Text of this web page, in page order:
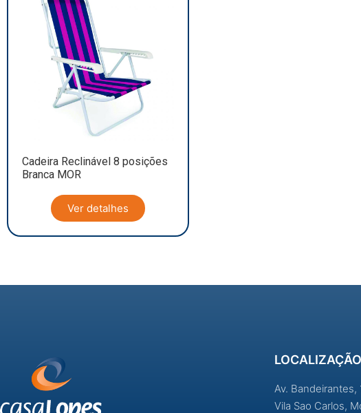
Cadeira Reclinável 8 posições
Branca MOR
Ver detalhes
LOCALIZAÇÃO
Av. Bandeirantes,
Vila Sao Carlos,